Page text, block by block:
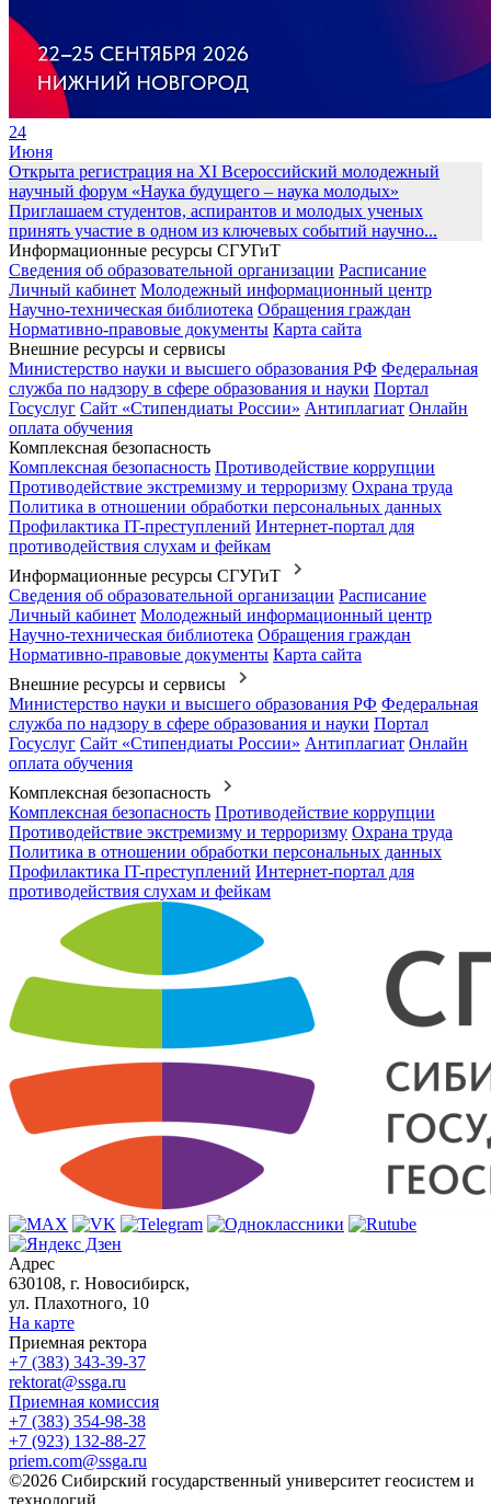
24
Июня
Открыта регистрация на XI Всероссийский молодежный
научный форум «Наука будущего – наука молодых»
Приглашаем студентов, аспирантов и молодых ученых
принять участие в одном из ключевых событий научно...
Информационные ресурсы СГУГиТ
Сведения об образовательной организации Расписание
Личный кабинет Молодежный информационный центр
Научно-техническая библиотека Обращения граждан
Нормативно-правовые документы Карта сайта
Внешние ресурсы и сервисы
Министерство науки и высшего образования РФ Федеральная
служба по надзору в сфере образования и науки Портал
Госуслуг Сайт «Стипендиаты России» Антиплагиат Онлайн
оплата обучения
Комплексная безопасность
Комплексная безопасность Противодействие коррупции
Противодействие экстремизму и терроризму Охрана труда
Политика в отношении обработки персональных данных
Профилактика IT-преступлений Интернет-портал для
противодействия слухам и фейкам
Информационные ресурсы СГУГиТ
Сведения об образовательной организации Расписание
Личный кабинет Молодежный информационный центр
Научно-техническая библиотека Обращения граждан
Нормативно-правовые документы Карта сайта
Внешние ресурсы и сервисы
Министерство науки и высшего образования РФ Федеральная
служба по надзору в сфере образования и науки Портал
Госуслуг Сайт «Стипендиаты России» Антиплагиат Онлайн
оплата обучения
Комплексная безопасность
Комплексная безопасность Противодействие коррупции
Противодействие экстремизму и терроризму Охрана труда
Политика в отношении обработки персональных данных
Профилактика IT-преступлений Интернет-портал для
противодействия слухам и фейкам
Адрес
630108, г. Новосибирск,
ул. Плахотного, 10
На карте
Приемная ректора
+7 (383) 343-39-37
rektorat@ssga.ru
Приемная комиссия
+7 (383) 354-98-38
+7 (923) 132-88-27
priem.com@ssga.ru
©2026 Сибирский государственный университет геосистем и
технологий